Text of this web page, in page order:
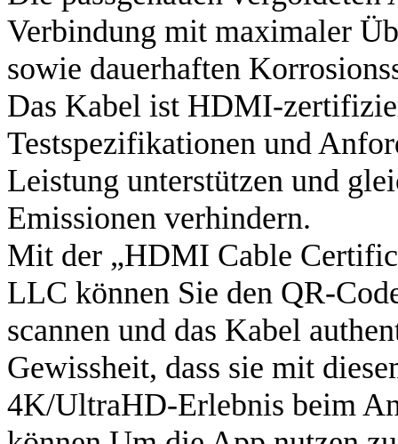
Verbindung mit maximaler
sowie dauerhaften
Das Kabel ist HDMI-
Testspezifikationen und
Leistung unterstützen und
Emissionen verhindern.
Mit der „HDMI Cable
LLC können Sie den QR-
scannen und das Kabel
Gewissheit, dass sie mit
4K/UltraHD-Erlebnis beim